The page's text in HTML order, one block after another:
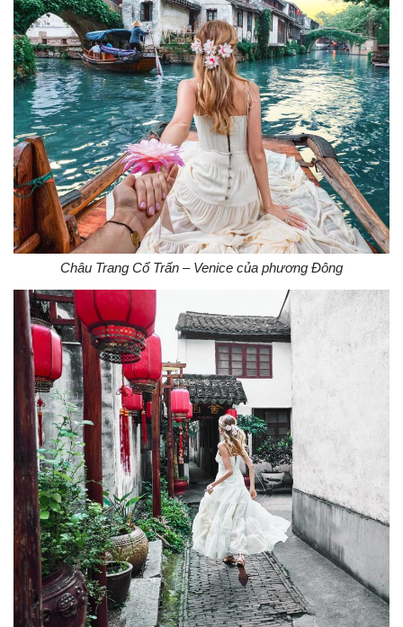
Châu Trang Cổ Trấn – Venice của phương Đông